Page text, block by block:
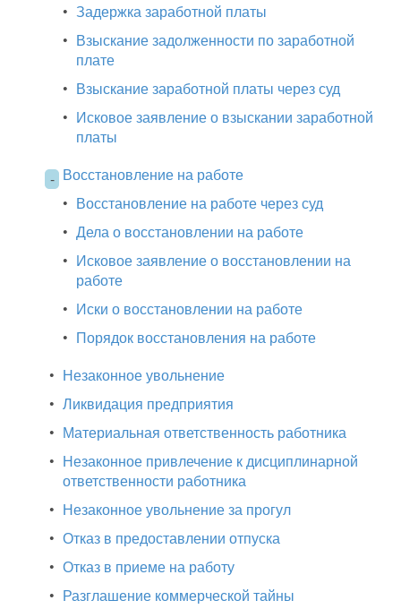
• Задержка заработной платы
• Взыскание задолженности по заработной
плате
• Взыскание заработной платы через суд
• Исковое заявление о взыскании заработной
платы
- Восстановление на работе
• Восстановление на работе через суд
• Дела о восстановлении на работе
• Исковое заявление о восстановлении на
работе
• Иски о восстановлении на работе
• Порядок восстановления на работе
• Незаконное увольнение
• Ликвидация предприятия
• Материальная ответственность работника
• Незаконное привлечение к дисциплинарной
ответственности работника
• Незаконное увольнение за прогул
• Отказ в предоставлении отпуска
• Отказ в приеме на работу
• Разглашение коммерческой тайны